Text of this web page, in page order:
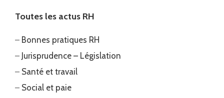
Toutes les actus RH
– Bonnes pratiques RH
– Jurisprudence – Législation
– Santé et travail
– Social et paie